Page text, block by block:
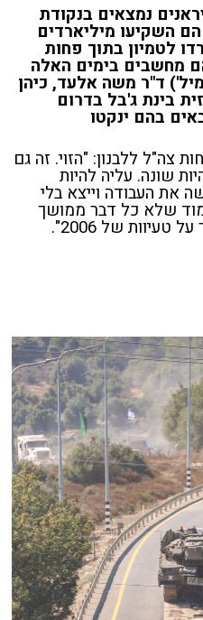
נמצאים בנקודת
השקיעו מיליארדים
לטמיון בתוך פחות
מחשבים בימים האלה
ד"ר משה אלעד, כיהן
בינת ג'בל בדרום
בהם ינקטו
צה"ל ללבנון: "הזוי. זה גם
שונה. עליה להיות
את העבודה וייצא בלי
שלא כל דבר ממושך
טעיוות של 2006".